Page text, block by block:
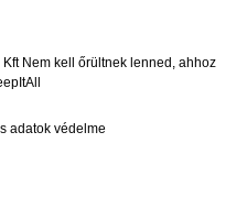
Nem kell őrültnek lenned, ahhoz
adatok védelme